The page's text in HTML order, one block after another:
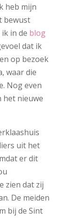
heb mijn
bewust
in de blog
dat ik
op bezoek
waar die
Nog even
het nieuwe
uit het
er dit
zien dat zij
De meiden
bij de Sint